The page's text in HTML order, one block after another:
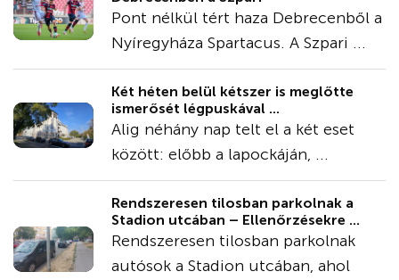
Pont nélkül tért haza Debrecenből a
Nyíregyháza Spartacus. A Szpari ...
Két héten belül kétszer is meglőtte
ismerősét légpuskával ...
Alig néhány nap telt el a két eset
között: előbb a lapockáján, ...
Rendszeresen tilosban parkolnak a
Stadion utcában – Ellenőrzésekre ...
Rendszeresen tilosban parkolnak
autósok a Stadion utcában, ahol